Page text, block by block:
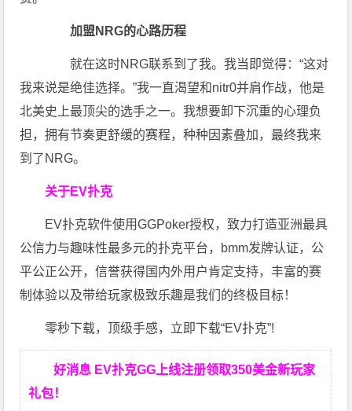
加盟NRG的心路历程
就在这时NRG联系到了我。我当即觉得：“这对
我来说是绝佳选择。”我一直渴望和nitr0并肩作战，他是
北美史上最顶尖的选手之一。我想要卸下沉重的心理负
担，拥有节奏更舒缓的赛程，种种因素叠加，最终我来
到了NRG。
关于EV扑克
EV扑克软件使用GGPoker授权，致力打造亚洲最具
公信力与趣味性最多元的扑克平台，bmm发牌认证，公
平公正公开，信誉获得国内外用户肯定支持，丰富的赛
制体验以及带给玩家极致乐趣是我们的终极目标！
零秒下载，顶级手感，立即下载“EV扑克”!
好消息 EV扑克GG上线注册领取350美金新玩家
礼包！